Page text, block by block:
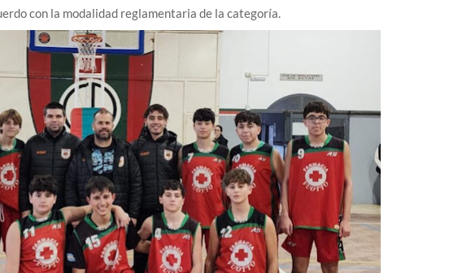
con la modalidad reglamentaria de la categoría.